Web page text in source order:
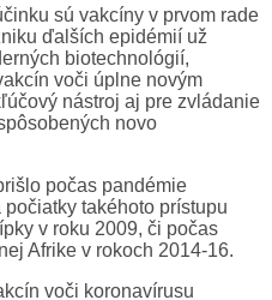
sú vakcíny v prvom rade
ďalších epidémií už
biotechnológií,
voči úplne novým
nástroj aj pre zvládanie
novo
počas pandémie
takéhoto prístupu
v roku 2009, či počas
Afrike v rokoch 2014-16.
voči koronavírusu